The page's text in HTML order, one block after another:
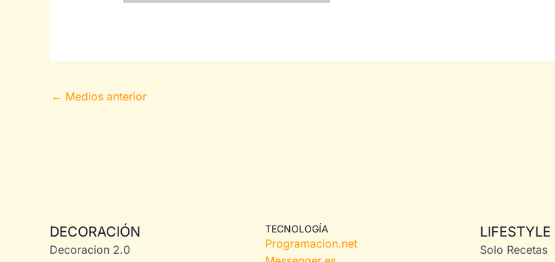
← Medios anterior
DECORACIÓN
Decoracion 2.0
TECNOLOGÍA
Programacion.net
LIFESTYLE
Solo Recetas